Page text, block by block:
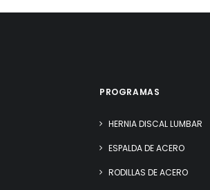
PROGRAMAS
HERNIA DISCAL LUMBAR
ESPALDA DE ACERO
RODILLAS DE ACERO